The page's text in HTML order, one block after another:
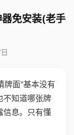
免安装(老手
牌面"基本没有
不知道哪张牌
信息。只有懂